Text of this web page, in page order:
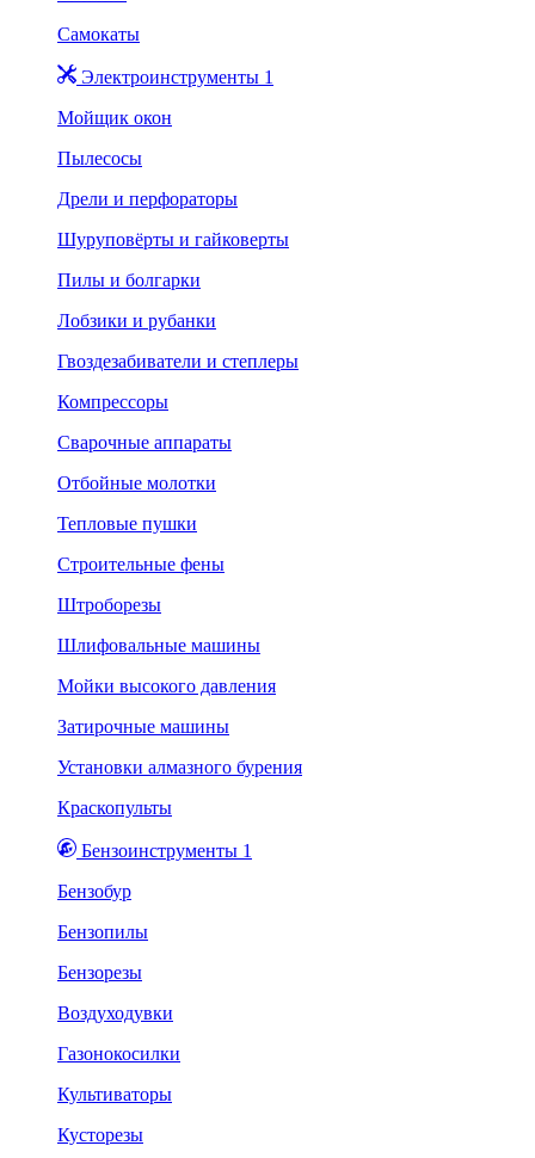
Самокаты
Электроинструменты 1
Мойщик окон
Пылесосы
Дрели и перфораторы
Шуруповёрты и гайковерты
Пилы и болгарки
Лобзики и рубанки
Гвоздезабиватели и степлеры
Компрессоры
Сварочные аппараты
Отбойные молотки
Тепловые пушки
Строительные фены
Штроборезы
Шлифовальные машины
Мойки высокого давления
Затирочные машины
Установки алмазного бурения
Краскопульты
Бензоинструменты 1
Бензобур
Бензопилы
Бензорезы
Воздуходувки
Газонокосилки
Культиваторы
Кусторезы